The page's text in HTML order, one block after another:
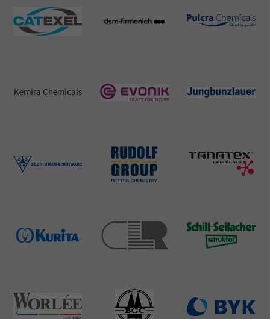
mehr
sondern liefern auch Hilfestellungen für die interessierte
Öffentlichkeit. Klicken Sie hier und finden Sie gut ausgearbeitete,
umfassend recherchierte und dokumentierte Broschüren zum
mehr